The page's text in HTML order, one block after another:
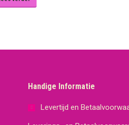
Handige Informatie
Levertijd en